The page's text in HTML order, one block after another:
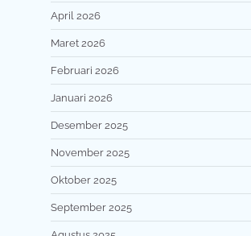
April 2026
Maret 2026
Februari 2026
Januari 2026
Desember 2025
November 2025
Oktober 2025
September 2025